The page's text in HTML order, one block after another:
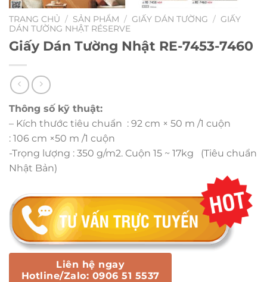
TRANG CHỦ / SẢN PHẨM / GIẤY DÁN TƯỜNG / GIẤY
DÁN TƯỜNG NHẬT RÉSERVE
Giấy Dán Tường Nhật RE-7453-7460
Thông số kỹ thuật:
– Kích thước tiêu chuẩn : 92 cm × 50 m /1 cuộn
: 106 cm ×50 m /1 cuộn
-Trọng lượng : 350 g/m2. Cuộn 15 ~ 17kg (Tiêu chuẩn
Nhật Bản)
Liên hệ ngay
Hotline/Zalo: 0906 51 5537